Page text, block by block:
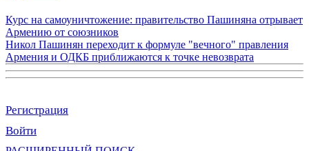
Курс на самоуничтожение: правительство Пашиняна отрывает
Армению от союзников
Никол Пашинян переходит к формуле "вечного" правления
Армения и ОДКБ приближаются к точке невозврата
Регистрация
Войти